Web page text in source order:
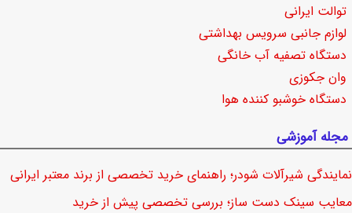
توالت ایرانی
لوازم جانبی سرویس بهداشتی
دستگاه تصفیه آب خانگی
وان جکوزی
دستگاه خوشبو کننده هوا
مجله آموزشی
نمایندگی شیرآلات شودر؛ راهنمای خرید تخصصی از برند معتبر ایرانی
معایب سینک دست ساز؛ بررسی تخصصی پیش از خرید